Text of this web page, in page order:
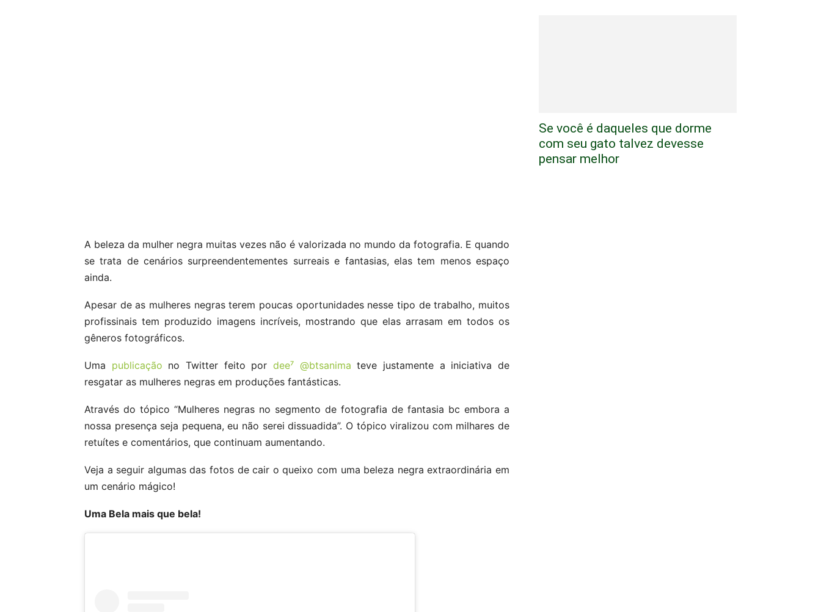
A beleza da mulher negra muitas vezes não é valorizada no mundo da fotografia. E quando
se trata de cenários surpreendentementes surreais e fantasias, elas tem menos espaço
ainda.
Apesar de as mulheres negras terem poucas oportunidades nesse tipo de trabalho, muitos
profissinais tem produzido imagens incríveis, mostrando que elas arrasam em todos os
gêneros fotográficos.
Uma publicação no Twitter feito pordee⁷ @btsanima teve justamente a iniciativa de
resgatar as mulheres negras em produções fantásticas.
Através do tópico “Mulheres negras no segmento de fotografia de fantasia bc embora a
nossa presença seja pequena, eu não serei dissuadida”. O tópico viralizou com milhares de
retuítes e comentários, que continuam aumentando.
Veja a seguir algumas das fotos de cair o queixo com uma beleza negra extraordinária em
um cenário mágico!
Uma Bela mais que bela!
Se você é daqueles que dorme
com seu gato talvez devesse
pensar melhor